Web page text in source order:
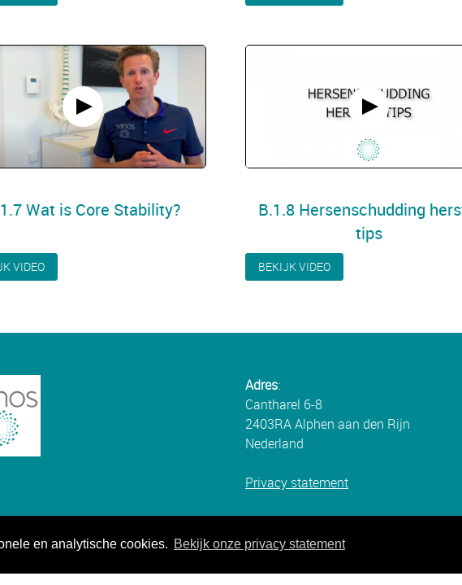
en analytische cookies. Bekijk onze privacy statement
Wat is Core Stability?
VIDEO
B.1.8 Hersenschudding
tips
BEKIJK VIDEO
Adres:
Cantharel 6-8
2403RA Alphen aan den Rijn
Nederland
Privacy statement